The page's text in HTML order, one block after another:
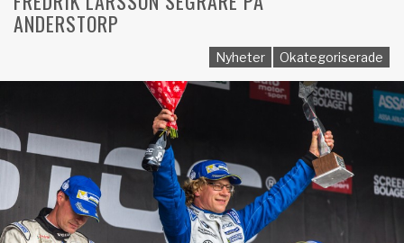
ANDERSTORP
Nyheter Okategoriserade